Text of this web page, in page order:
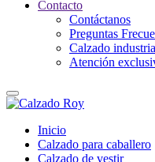
Contacto
Contáctanos
Preguntas
Calzado
Atención
Inicio
Calzado para caballero
Calzado de vestir